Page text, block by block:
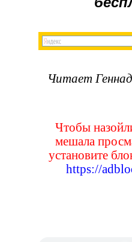
Читает
Чтобы
мешала
установите
https://